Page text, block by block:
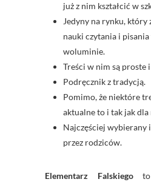
już z nim kształcić w
Jedyny na rynku, który
nauki czytania i
woluminie.
Treści w nim są proste
Podręcznik z tradycją.
Pomimo, że niektóre
aktualne to i tak jak dla
Najczęściej wybierany
przez rodziców.
Elementarz Falskiegoto